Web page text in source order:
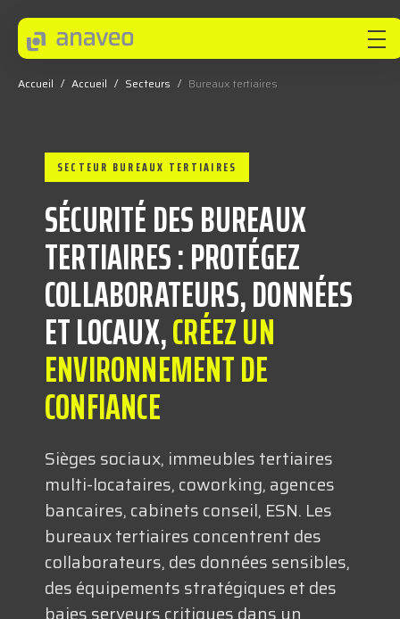
EXPERTISES
SECTEURS
INNOVEO
NOS INNOVATIONS
TECHNOLOGIQUES
RESSOURCES
Accueil / Accueil / Secteurs / Bureaux tertiaires
SECTEUR BUREAUX TERTIAIRES
SÉCURITÉ DES BUREAUX
TERTIAIRES : PROTÉGEZ
COLLABORATEURS, DONNÉES
ET LOCAUX,CRÉEZ UN
ENVIRONNEMENT DE
CONFIANCE
Sièges sociaux, immeubles tertiaires
multi-locataires, coworking, agences
bancaires, cabinets conseil, ESN. Les
bureaux tertiaires concentrent des
collaborateurs, des données sensibles,
des équipements stratégiques et des
baies serveurs critiques dans un